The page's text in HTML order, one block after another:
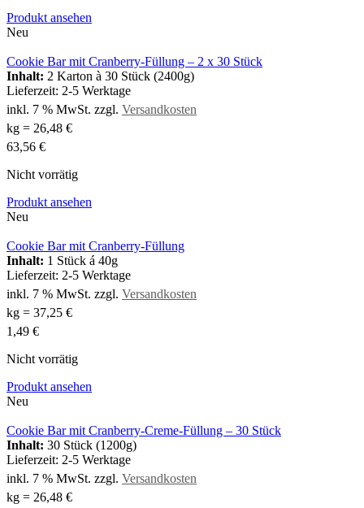
Produkt ansehen
Neu
Cookie Bar mit Cranberry-Füllung – 2 x 30 Stück
Inhalt: 2 Karton à 30 Stück (2400g)
Lieferzeit: 2-5 Werktage
inkl. 7 % MwSt. zzgl. Versandkosten
kg = 26,48 €
63,56 €
Nicht vorrätig
Produkt ansehen
Neu
Cookie Bar mit Cranberry-Füllung
Inhalt: 1 Stück á 40g
Lieferzeit: 2-5 Werktage
inkl. 7 % MwSt. zzgl. Versandkosten
kg = 37,25 €
1,49 €
Nicht vorrätig
Produkt ansehen
Neu
Cookie Bar mit Cranberry-Creme-Füllung – 30 Stück
Inhalt: 30 Stück (1200g)
Lieferzeit: 2-5 Werktage
inkl. 7 % MwSt. zzgl. Versandkosten
kg = 26,48 €